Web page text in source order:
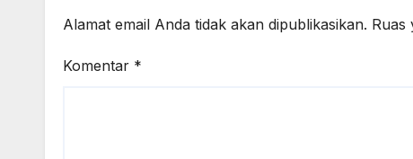
Alamat email Anda tidak akan dipublikasikan. Ruas
Komentar *